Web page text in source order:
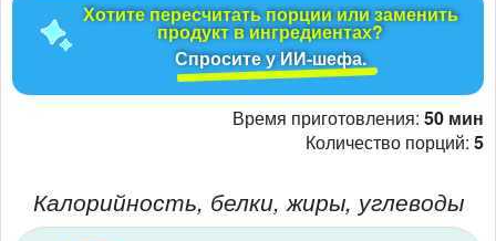
Хотите пересчитать порции или заменить
продукт в ингредиентах?
Спросите у ИИ-шефа.
Время приготовления: 50 мин
Количество порций: 5
Калорийность, белки, жиры, углеводы